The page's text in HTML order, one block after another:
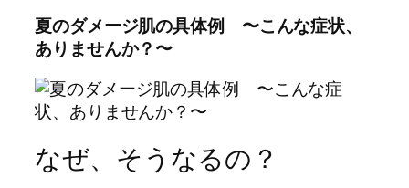
夏のダメージ肌の具体例 〜こんな症状、
ありませんか？〜
なぜ、そうなるの？